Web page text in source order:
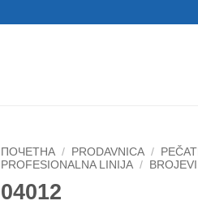
ПОЧЕТНА / PRODAVNICA / PEČATI
PROFESIONALNA LINIJA / BROJEVI
04012